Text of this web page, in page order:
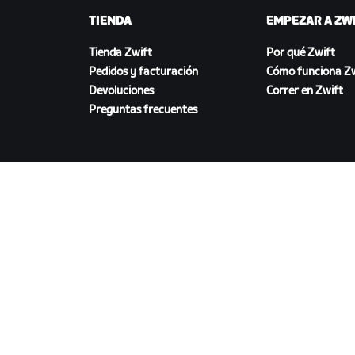
TIENDA
Tienda Zwift
Pedidos y facturación
Devoluciones
Preguntas frecuentes
EMPEZAR A
Por qué Zwift
Cómo funciona
Correr en Zwift